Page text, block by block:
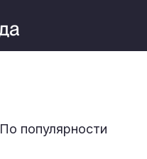
По популярности